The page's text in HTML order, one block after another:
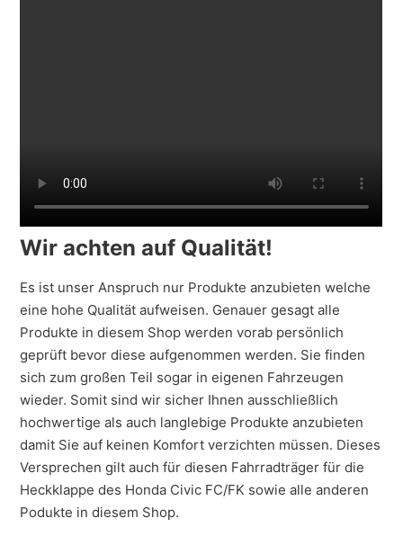
Wir achten auf Qualität!
Es ist unser Anspruch nur Produkte anzubieten welche
eine hohe Qualität aufweisen. Genauer gesagt alle
Produkte in diesem Shop werden vorab persönlich
geprüft bevor diese aufgenommen werden. Sie finden
sich zum großen Teil sogar in eigenen Fahrzeugen
wieder. Somit sind wir sicher Ihnen ausschließlich
hochwertige als auch langlebige Produkte anzubieten
damit Sie auf keinen Komfort verzichten müssen. Dieses
Versprechen gilt auch für diesen Fahrradträger für die
Heckklappe des Honda Civic FC/FK sowie alle anderen
Podukte in diesem Shop.